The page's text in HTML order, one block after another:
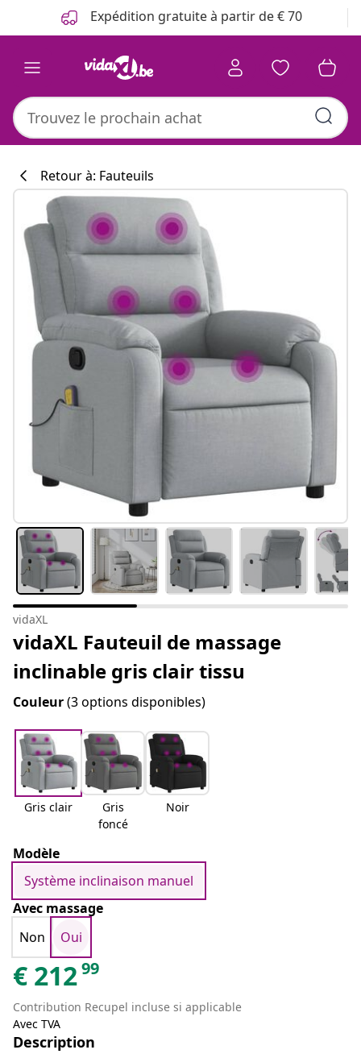
Expédition gratuite à partir de € 70
Retour à: Fauteuils
vidaXL
vidaXL Fauteuil de massage
inclinable gris clair tissu
Couleur(3 options disponibles)
Gris clair
Gris
foncé
Noir
Modèle
Système inclinaison manuel
Avec massage
Non
Oui
€ 21299
Contribution Recupel incluse si applicable
Avec TVA
Description